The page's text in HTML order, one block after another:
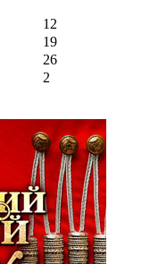
12
19
26
2